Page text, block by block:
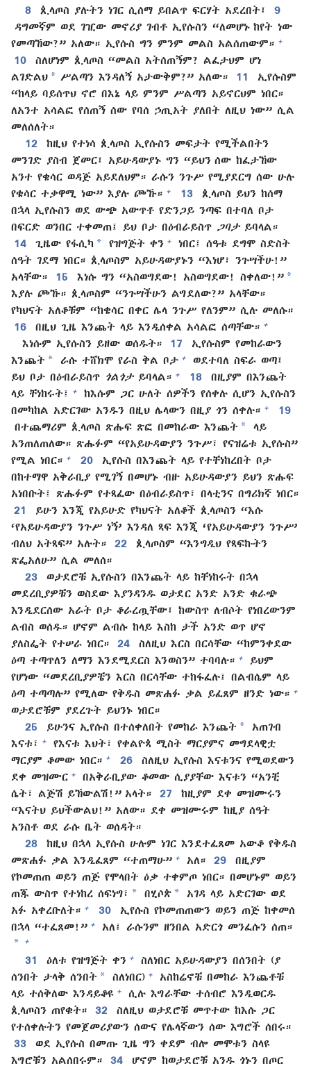
8
ጲላጦስ ያሉትን ነገር ሲሰማ ይበልጥ ፍርሃት አደረበት፤
9
ዳግመኛም ወደ ገዢው መኖሪያ ገብቶ ኢየሱስን “ለመሆኑ ከየት ነው
የመጣኸው?” አለው። ኢየሱስ ግን ምንም መልስ አልሰጠውም። +
10
ስለሆነም ጲላጦስ “መልስ አትሰጠኝም? ልፈታህም ሆነ
ልገድልህ * ሥልጣን እንዳለኝ አታውቅም?” አለው። 11
ኢየሱስም
“ከላይ ባይሰጥህ ኖሮ በእኔ ላይ ምንም ሥልጣን አይኖርህም ነበር።
ለአንተ አሳልፎ የሰጠኝ ሰው የባሰ ኃጢአት ያለበት ለዚህ ነው” ሲል
መለሰለት።
12
ከዚህ የተነሳ ጲላጦስ ኢየሱስን መፍታት የሚችልበትን
መንገድ ያስብ ጀመር፤ አይሁዳውያኑ ግን “ይህን ሰው ከፈታኸው
አንተ የቄሳር ወዳጅ አይደለህም። ራሱን ንጉሥ የሚያደርግ ሰው ሁሉ
የቄሳር ተቃዋሚ ነው” እያሉ ጮኹ። + 13
ጲላጦስ ይህን ከሰማ
በኋላ ኢየሱስን ወደ ውጭ አውጥቶ የድንጋይ ንጣፍ በተባለ ቦታ
በፍርድ ወንበር ተቀመጠ፤ ይህ ቦታ በዕብራይስጥ ጋባታይባላል።
14
ጊዜው የፋሲካ * የዝግጅት ቀን +
ነበር፤ ሰዓቱ ደግሞ ስድስት
ሰዓት ገደማ ነበር። ጲላጦስም አይሁዳውያኑን “እነሆ፣ ንጉሣችሁ!”
አላቸው።
15 እነሱ ግን “አስወግደው! አስወግደው! ስቀለው!” *
እያሉ ጮኹ። ጲላጦስም “ንጉሣችሁን ልግደለው?” አላቸው።
የካህናት አለቆቹም “ከቄሳር በቀር ሌላ ንጉሥ የለንም” ሲሉ መለሱ።
16
በዚህ ጊዜ እንጨት ላይ እንዲሰቀል አሳልፎ ሰጣቸው። +
እነሱም ኢየሱስን ይዘው ወሰዱት። 17
ኢየሱስም የመከራውን
እንጨት * ራሱ ተሸክሞ የራስ ቅል ቦታ +
ወደተባለ ስፍራ ወጣ፤
ይህ ቦታ በዕብራይስጥ ጎልጎታይባላል። + 18
በዚያም በእንጨት
ላይ ቸነከሩት፤
+
ከእሱም ጋር ሁለት ሰዎችን የሰቀሉ ሲሆን ኢየሱስን
በመካከል አድርገው አንዱን በዚህ ሌላውን በዚያ ጎን ሰቀሉ። +
19
በተጨማሪም ጲላጦስ ጽሑፍ ጽፎ በመከራው እንጨት *
ላይ
አንጠለጠለው። ጽሑፉም “የአይሁዳውያን ንጉሥ፣ የናዝሬቱ ኢየሱስ”
የሚል ነበር። + 20
ኢየሱስ በእንጨት ላይ የተቸነከረበት ቦታ
በከተማዋ አቅራቢያ የሚገኝ በመሆኑ ብዙ አይሁዳውያን ይህን ጽሑፍ
አነበቡት፤ ጽሑፉም የተጻፈው በዕብራይስጥ፣ በላቲንና በግሪክኛ ነበር።
21
ይሁን እንጂ የአይሁድ የካህናት አለቆች ጲላጦስን “እሱ
‘የአይሁዳውያን ንጉሥ ነኝ’ እንዳለ ጻፍ እንጂ ‘የአይሁዳውያን ንጉሥ’
ብለህ አትጻፍ” አሉት።
22
ጲላጦስም “እንግዲህ የጻፍኩትን
ጽፌአለሁ” ሲል መለሰ።
23
ወታደሮቹ ኢየሱስን በእንጨት ላይ ከቸነከሩት በኋላ
መደረቢያዎቹን ወስደው እያንዳንዱ ወታደር አንድ አንድ ቁራጭ
እንዲደርሰው አራት ቦታ ቆራረጧቸው፤ ከውስጥ ለብሶት የነበረውንም
ልብስ ወሰዱ። ሆኖም ልብሱ ከላይ እስከ ታች አንድ ወጥ ሆኖ
ያለስፌት የተሠራ ነበር።
24
ስለዚህ እርስ በርሳቸው “ከምንቀደው
ዕጣ ተጣጥለን ለማን እንደሚደርስ እንወስን” ተባባሉ። +
ይህም
የሆነው “መደረቢያዎቼን እርስ በርሳቸው ተከፋፈሉ፤ በልብሴም ላይ
ዕጣ ተጣጣሉ” የሚለው የቅዱስ መጽሐፉ ቃል ይፈጸም ዘንድ ነው። +
ወታደሮቹም ያደረጉት ይህንኑ ነበር።
25
ይሁንና ኢየሱስ በተሰቀለበት የመከራ እንጨት *
አጠገብ
እናቱ፣
+
የእናቱ እህት፣ የቀልዮጳ ሚስት ማርያምና መግደላዊቷ
ማርያም ቆመው ነበር። + 26
ስለዚህ ኢየሱስ እናቱንና የሚወደውን
ደቀ መዝሙር +
በአቅራቢያው ቆመው ሲያያቸው እናቱን “አንቺ
ሴት፣ ልጅሽ ይኸውልሽ!” አላት።
27
ከዚያም ደቀ መዝሙሩን
“እናትህ ይህችውልህ!” አለው። ደቀ መዝሙሩም ከዚያ ሰዓት
አንስቶ ወደ ራሱ ቤት ወሰዳት።
28
ከዚህ በኋላ ኢየሱስ ሁሉም ነገር እንደተፈጸመ አውቆ የቅዱስ
መጽሐፉ ቃል እንዲፈጸም “ተጠማሁ” + አለ። 29
በዚያም
የኮመጠጠ ወይን ጠጅ የሞላበት ዕቃ ተቀምጦ ነበር። በመሆኑም ወይን
ጠጁ ውስጥ የተነከረ ሰፍነግ፣ * በሂሶጵ *
አገዳ ላይ አድርገው ወደ
አፉ አቀረቡለት። + 30
ኢየሱስ የኮመጠጠውን ወይን ጠጅ ከቀመሰ
በኋላ “ተፈጸመ!” + አለ፤ ራሱንም ዘንበል አድርጎ መንፈሱን ሰጠ።
* +
31 ዕለቱ የዝግጅት ቀን +
ስለነበር አይሁዳውያን በሰንበት (ያ
ሰንበት ታላቅ ሰንበት * ስለነበር) +
አስከሬኖቹ በመከራ እንጨቶቹ
ላይ ተሰቅለው እንዳይቆዩ +
ሲሉ እግራቸው ተሰብሮ እንዲወርዱ
ጲላጦስን ጠየቁት።
32
ስለዚህ ወታደሮቹ መጥተው ከእሱ ጋር
የተሰቀሉትን የመጀመሪያውን ሰውና የሌላኛውን ሰው እግሮች ሰበሩ።
33
ወደ ኢየሱስ በመጡ ጊዜ ግን ቀደም ብሎ መሞቱን ስላዩ
እግሮቹን አልሰበሩም።
34 ሆኖም ከወታደሮቹ አንዱ ጎኑን በጦር